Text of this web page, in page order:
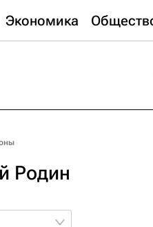
Экономика
Родин